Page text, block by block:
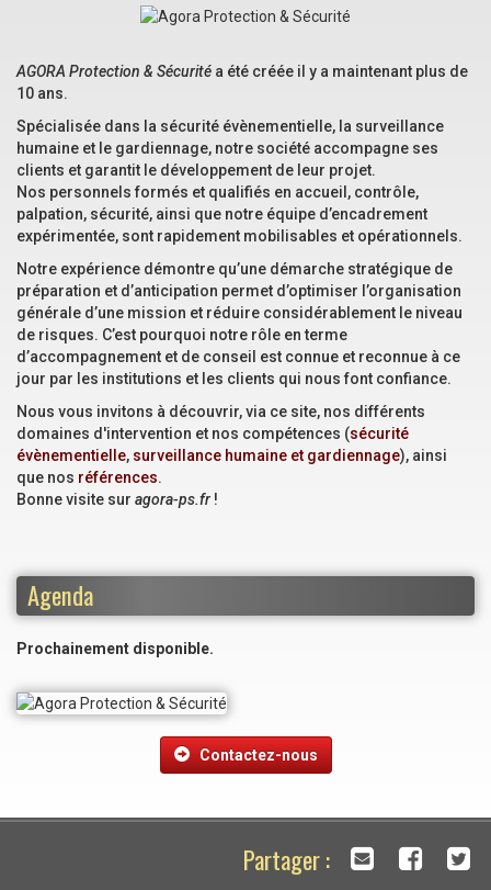
AGORA Protection & Sécurité a été créée il y a maintenant plus de
10 ans.
Spécialisée dans la sécurité évènementielle, la surveillance
humaine et le gardiennage, notre société accompagne ses
clients et garantit le développement de leur projet.
Nos personnels formés et qualifiés en accueil, contrôle,
palpation, sécurité, ainsi que notre équipe d’encadrement
expérimentée, sont rapidement mobilisables et opérationnels.
Notre expérience démontre qu’une démarche stratégique de
préparation et d’anticipation permet d’optimiser l’organisation
générale d’une mission et réduire considérablement le niveau
de risques. C’est pourquoi notre rôle en terme
d’accompagnement et de conseil est connue et reconnue à ce
jour par les institutions et les clients qui nous font confiance.
Nous vous invitons à découvrir, via ce site, nos différents
domaines d'intervention et nos compétences (sécurité
évènementielle, surveillance humaine et gardiennage), ainsi
que nos références.
Bonne visite sur agora-ps.fr !
Agenda
Prochainement disponible.
Contactez-nous
Partager :